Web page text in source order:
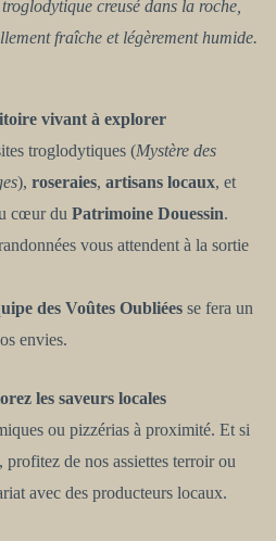
creusé dans la roche,
fraîche et légèrement humide.
vivant à explorer
troglodytiques (Mystère des
), roseraies, artisans locaux, et
cœur du Patrimoine Douessin.
vous attendent à la sortie
des Voûtes Oubliées se fera un
envies.
les saveurs locales
ou pizzérias à proximité. Et si
profitez de nos assiettes terroir ou
avec des producteurs locaux.